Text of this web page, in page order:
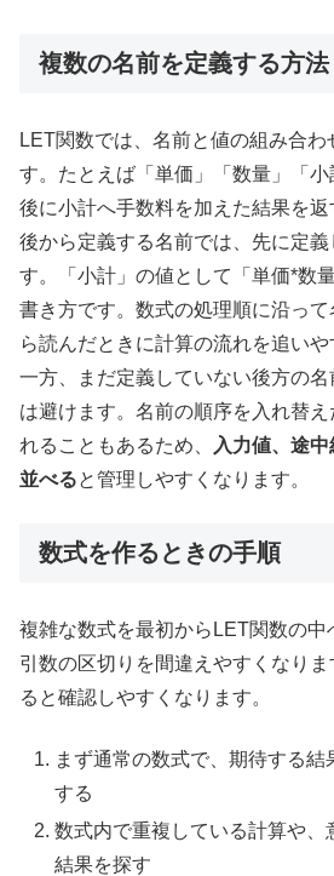
複数の名前を定義する方法
LET関数では、名前と値の組み合わ
す。たとえば「単価」「数量」「
後に小計へ手数料を加えた結果を返
後から定義する名前では、先に定義
す。「小計」の値として「単価*数
書き方です。数式の処理順に沿っ
ら読んだときに計算の流れを追いや
一方、まだ定義していない後方の
は避けます。名前の順序を入れ替
れることもあるため、
入力値、途
並べると管理しやすくなります。
数式を作るときの手順
複雑な数式を最初からLET関数の
引数の区切りを間違えやすくなり
ると確認しやすくなります。
まず通常の数式で、期待する
する
数式内で重複している計算や、
結果を探す